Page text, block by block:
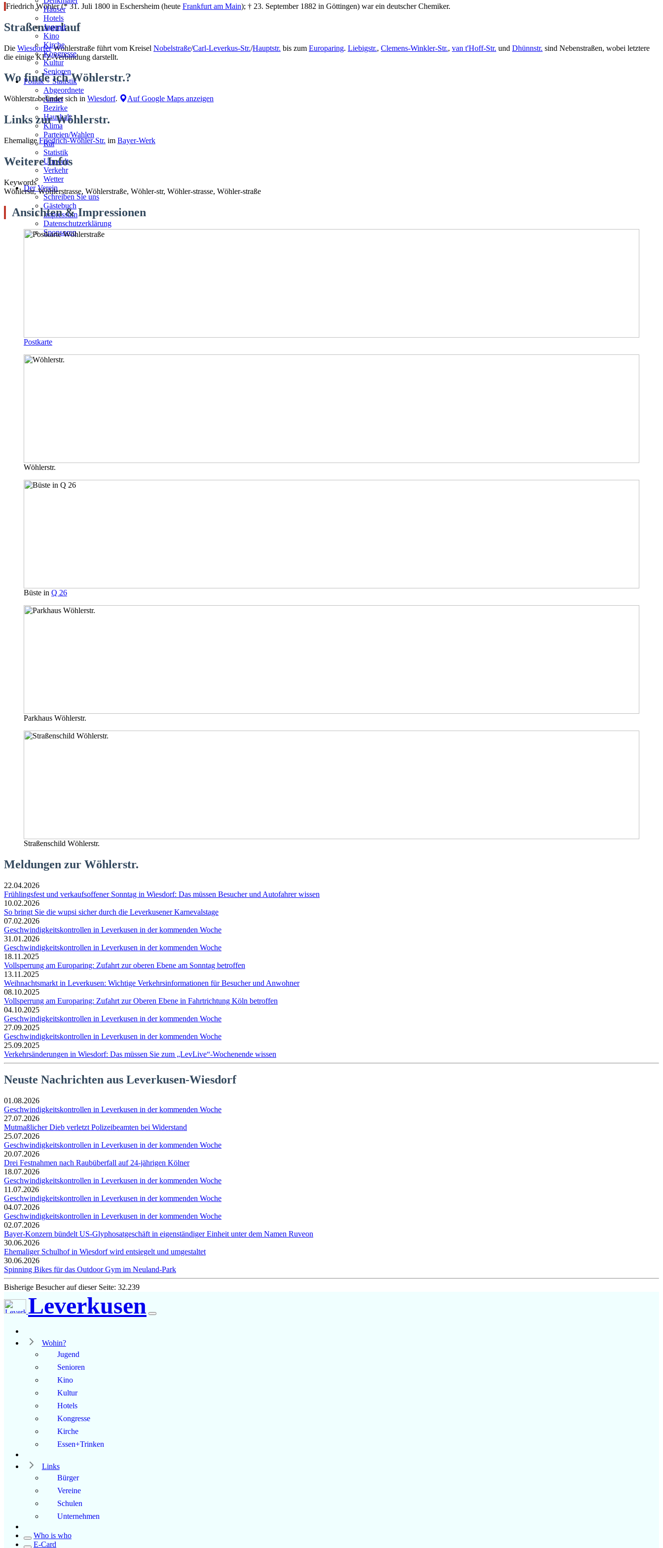
Häuser
Hotels
Jugend
Kino
Kirche
Kongresse
Kultur
Senioren
Stadtführer
Straßen
Politik + Statistik
Abgeordnete
Ämter
Bezirke
Haushalt
Klima
Parteien/Wahlen
Rat
Statistik
Umwelt
Verkehr
Wetter
Der Verein
Schreiben Sie uns
Gästebuch
Impressum
Datenschutzerklärung
Sponsoren
Friedrich Wöhler (* 31. Juli 1800 in Eschersheim (heute Frankfurt am Main); † 23. September 1882 in Göttingen) war ein deutscher Chemiker.
Straßenverlauf
Die WiesdorferWöhlerstraße führt vom Kreisel Nobelstraße/Carl-Leverkus-Str./Hauptstr. bis zum Europaring. Liebigstr., Clemens-Winkler-Str., van t'Hoff-Str. und Dhünnstr. sind Nebenstraßen, wobei letztere
die einige KFZ-Verbindung darstellt.
Wo finde ich Wöhlerstr.?
Wöhlerstr. befindet sich in Wiesdorf. Auf Google Maps anzeigen
Links zur Wöhlerstr.
EhemaligeFriedrich-Wöhler-Str. im Bayer-Werk
Weitere Infos
Keywords
Wöhlerstr, Wöhlerstrasse, Wöhlerstraße, Wöhler-str, Wöhler-strasse, Wöhler-straße
Ansichten & Impressionen
Postkarte
Wöhlerstr.
Büste in Q 26
Parkhaus Wöhlerstr.
Straßenschild Wöhlerstr.
Meldungen zur Wöhlerstr.
22.04.2026
Frühlingsfest und verkaufsoffener Sonntag in Wiesdorf: Das müssen Besucher und Autofahrer wissen
10.02.2026
So bringt Sie die wupsi sicher durch die Leverkusener Karnevalstage
07.02.2026
Geschwindigkeitskontrollen in Leverkusen in der kommenden Woche
31.01.2026
Geschwindigkeitskontrollen in Leverkusen in der kommenden Woche
18.11.2025
Vollsperrung am Europaring: Zufahrt zur oberen Ebene am Sonntag betroffen
13.11.2025
Weihnachtsmarkt in Leverkusen: Wichtige Verkehrsinformationen für Besucher und Anwohner
08.10.2025
Vollsperrung am Europaring: Zufahrt zur Oberen Ebene in Fahrtrichtung Köln betroffen
04.10.2025
Geschwindigkeitskontrollen in Leverkusen in der kommenden Woche
27.09.2025
Geschwindigkeitskontrollen in Leverkusen in der kommenden Woche
25.09.2025
Verkehrsänderungen in Wiesdorf: Das müssen Sie zum „LevLive“-Wochenende wissen
Neuste Nachrichten aus Leverkusen-Wiesdorf
01.08.2026
Geschwindigkeitskontrollen in Leverkusen in der kommenden Woche
27.07.2026
Mutmaßlicher Dieb verletzt Polizeibeamten bei Widerstand
25.07.2026
Geschwindigkeitskontrollen in Leverkusen in der kommenden Woche
20.07.2026
Drei Festnahmen nach Raubüberfall auf 24-jährigen Kölner
18.07.2026
Geschwindigkeitskontrollen in Leverkusen in der kommenden Woche
11.07.2026
Geschwindigkeitskontrollen in Leverkusen in der kommenden Woche
04.07.2026
Geschwindigkeitskontrollen in Leverkusen in der kommenden Woche
02.07.2026
Bayer-Konzern bündelt US-Glyphosatgeschäft in eigenständiger Einheit unter dem Namen Ruveon
30.06.2026
Ehemaliger Schulhof in Wiesdorf wird entsiegelt und umgestaltet
30.06.2026
Spinning Bikes für das Outdoor Gym im Neuland-Park
Bisherige Besucher auf dieser Seite: 32.239
Leverkusen
Wohin?
Jugend
Senioren
Kino
Kultur
Hotels
Kongresse
Kirche
Essen+Trinken
Links
Bürger
Vereine
Schulen
Unternehmen
Who is who
E-Card